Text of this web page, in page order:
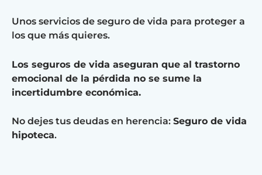
Unos servicios de seguro de vida para proteger a
los que más quieres.
Los seguros de vida aseguran que al trastorno
emocional de la pérdida no se sume la
incertidumbre económica.
No dejes tus deudas en herencia: Seguro de vida
hipoteca.